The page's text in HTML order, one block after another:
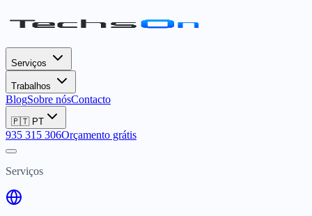
Serviços
Trabalhos
BlogSobre nósContacto
🇵🇹 PT
935 315 306Orçamento grátis
Serviços